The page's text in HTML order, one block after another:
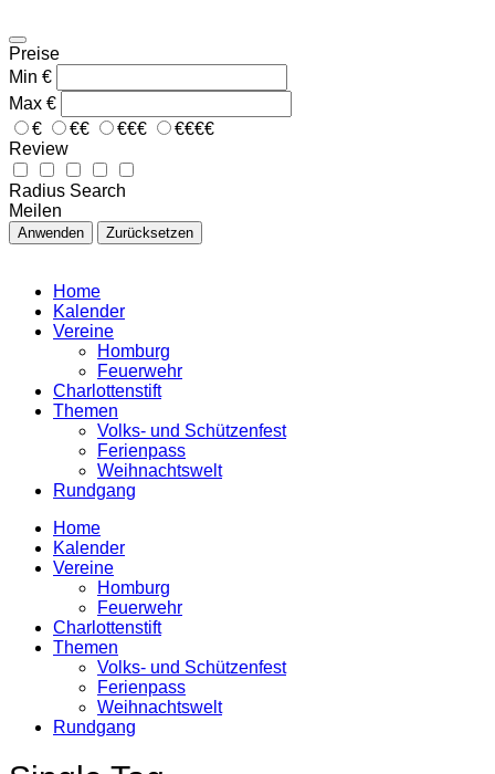
Preise
Min €
Max €
€
€€ €€€
€€€€
Review
Radius Search
Meilen
Anwenden Zurücksetzen
Home
Kalender
Vereine
Homburg
Feuerwehr
Charlottenstift
Themen
Volks- und Schützenfest
Ferienpass
Weihnachtswelt
Rundgang
Home
Kalender
Vereine
Homburg
Feuerwehr
Charlottenstift
Themen
Volks- und Schützenfest
Ferienpass
Weihnachtswelt
Rundgang